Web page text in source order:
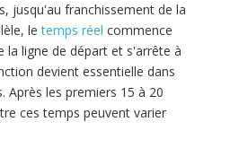
jusqu'au franchissement de la
letemps réel commence
la ligne de départ et s'arrête à
devient essentielle dans
Après les premiers 15 à 20
ces temps peuvent varier